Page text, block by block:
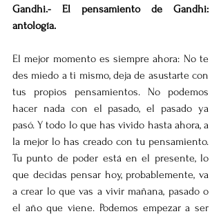
Gandhi.- El pensamiento de Gandhi:
antología.
El mejor momento es siempre ahora: No te
des miedo a ti mismo, deja de asustarte con
tus propios pensamientos. No podemos
hacer nada con el pasado, el pasado ya
pasó. Y todo lo que has vivido hasta ahora, a
la mejor lo has creado con tu pensamiento.
Tu punto de poder está en el presente, lo
que decidas pensar hoy, probablemente, va
a crear lo que vas a vivir mañana, pasado o
el año que viene. Podemos empezar a ser